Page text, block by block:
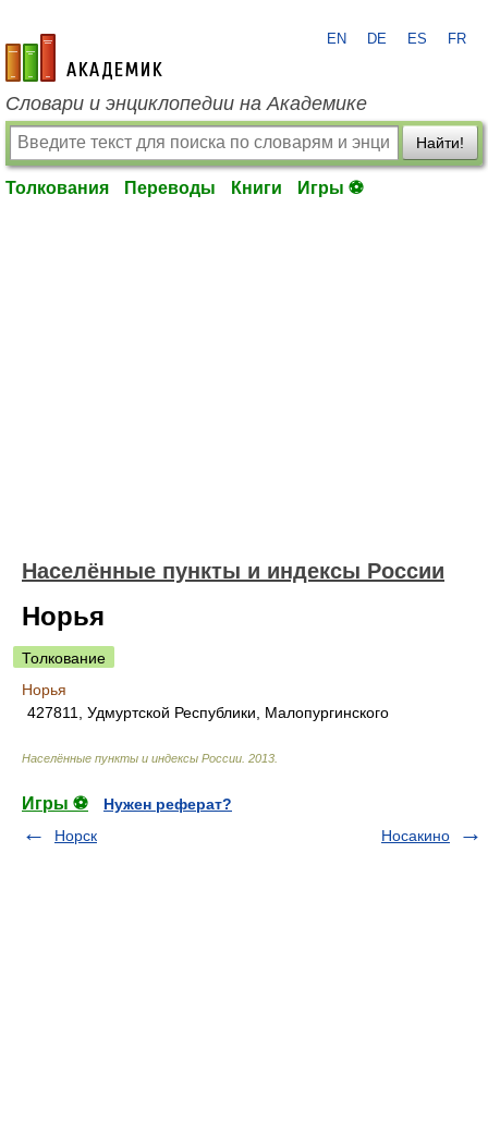
academic.ru
EN DE ES FR
Словари и энциклопедии на Академике
Найти!
Толкования Переводы Книги Игры ⚽
Населённые пункты и индексы России
Норья
Толкование
Норья
427811, Удмуртской Республики, Малопургинского
Населённые пункты и индексы России 2013
Игры ⚽
Нужен реферат?
Норск
Носакино